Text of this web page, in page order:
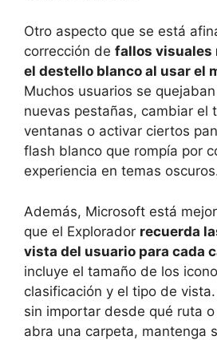
Otro aspecto que se está
corrección de fallos visuales
el destello blanco al usar el
Muchos usuarios se
nuevas pestañas, cambiar el
ventanas o activar ciertos
flash blanco que rompía por
experiencia en temas
Además, Microsoft está
que el Explorador recuerda
vista del usuario para cada
incluye el tamaño de los
clasificación y el tipo de
sin importar desde qué ruta
abra una carpeta, mantenga